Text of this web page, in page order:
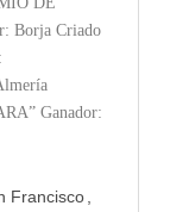
Borja Criado
Ganador:
Francisco